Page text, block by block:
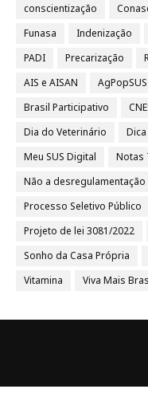
conscientização
Funasa
Indenização
PADI
Precarização
AIS e AISAN
AgPopSUS
Brasil Participativo
Dia do Veterinário
Dica
Meu SUS Digital
Notas
Não a desregulamentação
Processo Seletivo Público
Projeto de lei 3081/2022
Sonho da Casa Própria
Vitamina
Viva Mais